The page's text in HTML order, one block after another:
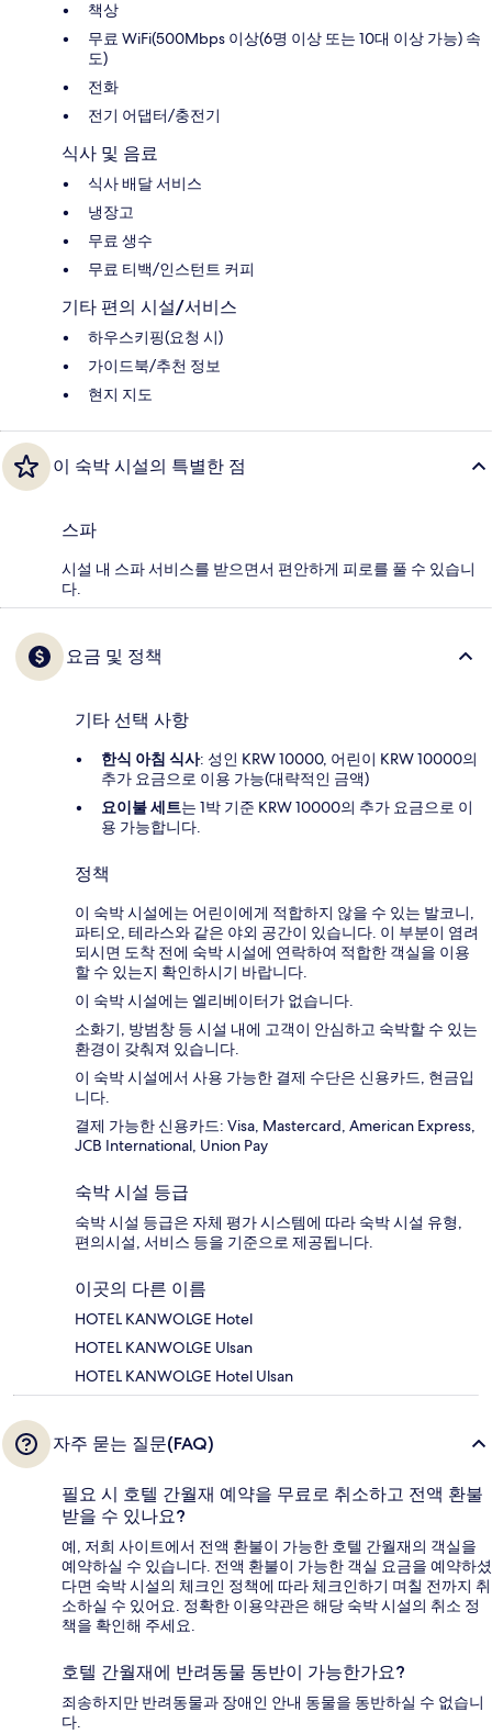
책상
무료 WiFi(500Mbps 이상(6명 이상 또는 10대 이상 가능) 속
도)
전화
전기 어댑터/충전기
식사 및 음료
식사 배달 서비스
냉장고
무료 생수
무료 티백/인스턴트 커피
기타 편의 시설/서비스
하우스키핑(요청 시)
가이드북/추천 정보
현지 지도
이 숙박 시설의 특별한 점
스파
시설 내 스파 서비스를 받으면서 편안하게 피로를 풀 수 있습니
다.
요금 및 정책
기타 선택 사항
한식 아침 식사: 성인 KRW 10000, 어린이 KRW 10000의
추가 요금으로 이용 가능(대략적인 금액)
요이불 세트는 1박 기준 KRW 10000의 추가 요금으로 이
용 가능합니다.
정책
이 숙박 시설에는 어린이에게 적합하지 않을 수 있는 발코니,
파티오, 테라스와 같은 야외 공간이 있습니다. 이 부분이 염려
되시면 도착 전에 숙박 시설에 연락하여 적합한 객실을 이용
할 수 있는지 확인하시기 바랍니다.
이 숙박 시설에는 엘리베이터가 없습니다.
소화기, 방범창 등 시설 내에 고객이 안심하고 숙박할 수 있는
환경이 갖춰져 있습니다.
이 숙박 시설에서 사용 가능한 결제 수단은 신용카드, 현금입
니다.
결제 가능한 신용카드: Visa, Mastercard, American Express,
JCB International, Union Pay
숙박 시설 등급
숙박 시설 등급은 자체 평가 시스템에 따라 숙박 시설 유형,
편의시설, 서비스 등을 기준으로 제공됩니다.
이곳의 다른 이름
HOTEL KANWOLGE Hotel
HOTEL KANWOLGE Ulsan
HOTEL KANWOLGE Hotel Ulsan
자주 묻는 질문(FAQ)
필요 시 호텔 간월재 예약을 무료로 취소하고 전액 환불
받을 수 있나요?
예, 저희 사이트에서 전액 환불이 가능한 호텔 간월재의 객실을
예약하실 수 있습니다. 전액 환불이 가능한 객실 요금을 예약하셨
다면 숙박 시설의 체크인 정책에 따라 체크인하기 며칠 전까지 취
소하실 수 있어요. 정확한 이용약관은 해당 숙박 시설의 취소 정
책을 확인해 주세요.
호텔 간월재에 반려동물 동반이 가능한가요?
죄송하지만 반려동물과 장애인 안내 동물을 동반하실 수 없습니
다.